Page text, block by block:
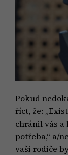
Pokud
říct, že:
chránil vás
potřeba,“ a/
vaši rodiče